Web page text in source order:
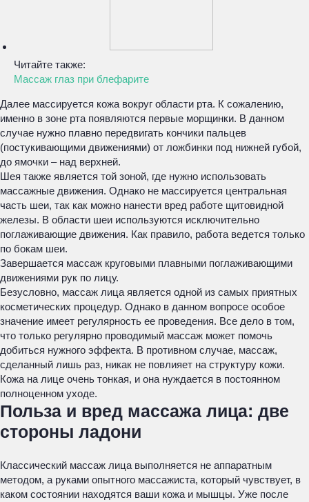
Читайте также:
Массаж глаз при блефарите
Далее массируется кожа вокруг области рта. К сожалению,
именно в зоне рта появляются первые морщинки. В данном
случае нужно плавно передвигать кончики пальцев
(постукивающими движениями) от ложбинки под нижней губой,
до ямочки – над верхней.
Шея также является той зоной, где нужно использовать
массажные движения. Однако не массируется центральная
часть шеи, так как можно нанести вред работе щитовидной
железы. В области шеи используются исключительно
поглаживающие движения. Как правило, работа ведется только
по бокам шеи.
Завершается массаж круговыми плавными поглаживающими
движениями рук по лицу.
Безусловно, массаж лица является одной из самых приятных
косметических процедур. Однако в данном вопросе особое
значение имеет регулярность ее проведения. Все дело в том,
что только регулярно проводимый массаж может помочь
добиться нужного эффекта. В противном случае, массаж,
сделанный лишь раз, никак не повлияет на структуру кожи.
Кожа на лице очень тонкая, и она нуждается в постоянном
полноценном уходе.
Польза и вред массажа лица: две
стороны ладони
Классический массаж лица выполняется не аппаратным
методом, а руками опытного массажиста, который чувствует, в
каком состоянии находятся ваши кожа и мышцы. Уже после